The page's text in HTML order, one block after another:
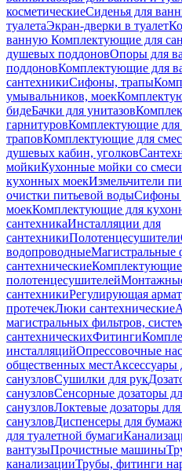
косметическиеСиденья для
туалетаЭкран-дверки в туалет
ванную Комплектующие для
душевых поддоновОпоры для
поддоновКомплектующие для
сантехникиСифоны, трапы
умывальников, моек
бидеБачки для унитазов
гарнитуровКомплектующие для
траповКомплектующие для
душевых кабин, уголков
мойкиКухонные мойки со
кухонных моекИзмельчители
очистки питьевой водыСифоны
моекКомплектующие для
сантехникаИнсталляции для
сантехникиПолотенцесушители
водопроводныеМагистральные
сантехническиеКомплектующие
полотенцесушителей
сантехникиРегулирующая
протечекЛюки сантехнические
магистральных фильтров,
сантехническихФитинги
инсталляцийОпрессовочные
общественных местАксессуары
санузловСушилки для рук
санузловСенсорные дозаторы
санузловЛоктевые дозаторы
санузловДиспенсеры для
для туалетной бумаги
вантузыПрочистные машины
канализацииТрубы, фитинги